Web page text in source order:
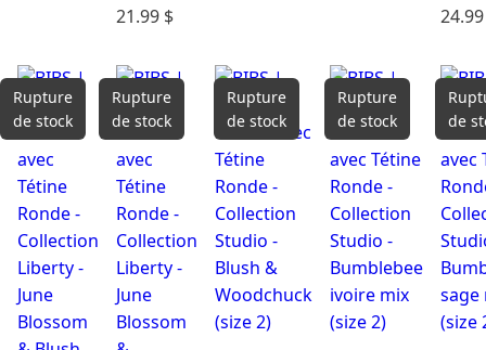
21.99 $
Rupture
de stock
Rupture
de stock
Rupture
de stock
Rupture
de stock
de